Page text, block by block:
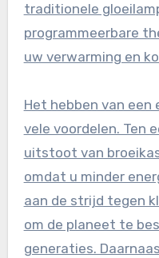
traditionele
programmeerbare
uw verwarming en
Het hebben van
vele voordelen. Ten
uitstoot van
omdat u minder
aan de strijd tegen
om de planeet te
generaties.